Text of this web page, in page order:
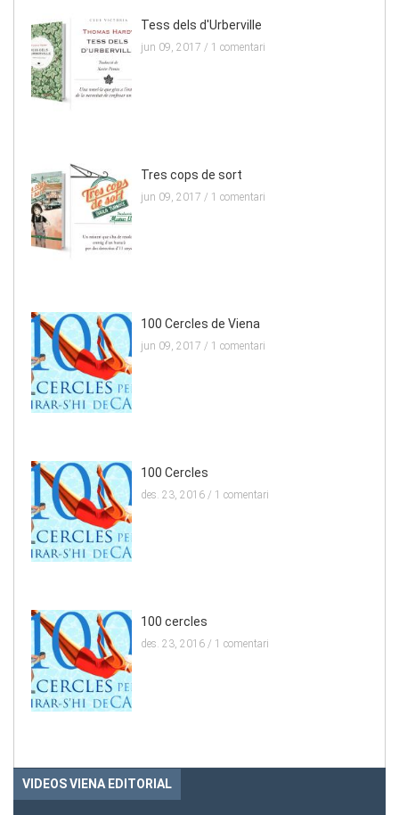
Tess dels d'Urberville
jun 09, 2017 / 1 comentari
Tres cops de sort
jun 09, 2017 / 1 comentari
100 Cercles de Viena
jun 09, 2017 / 1 comentari
100 Cercles
des. 23, 2016 / 1 comentari
100 cercles
des. 23, 2016 / 1 comentari
VIDEOS VIENA EDITORIAL